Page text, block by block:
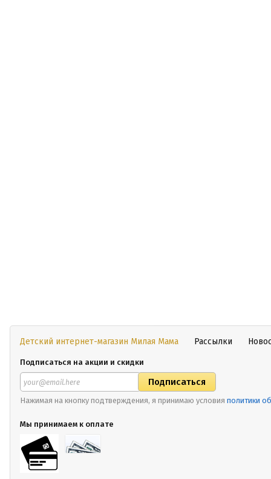
Детский интернет-магазин Милая Мама Рассылки
Подписаться на акции и скидки
Нажимая на кнопку подтверждения, я принимаю условия политики
Мы принимаем к оплате